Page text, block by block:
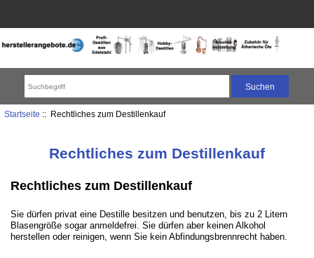
Startseite :: Rechtliches zum Destillenkauf
Rechtliches zum Destillenkauf
Rechtliches zum Destillenkauf
Sie dürfen privat eine Destille besitzen und benutzen, bis zu 2 Litern
Blasengröße sogar anmeldefrei. Sie dürfen aber keinen Alkohol
herstellen oder reinigen, wenn Sie kein Abfindungsbrennrecht haben.